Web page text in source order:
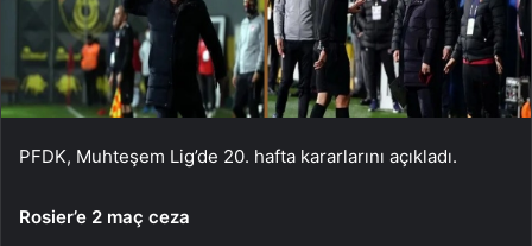
PFDK, Muhteşem Lig’de 20. hafta kararlarını açıkladı.
Rosier’e 2 maç ceza